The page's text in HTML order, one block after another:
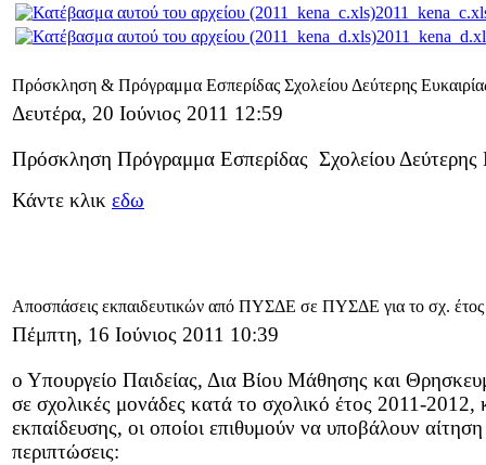
Πρόσκληση & Πρόγραμμα Εσπερίδας Σχολείου Δεύτερης
Δευτέρα, 20 Ιούνιος 2011 12:59
Πρόσκληση Πρόγραμμα Εσπερίδας Σχολείου Δεύτερης
Κάντε κλικ εδω
Αποσπάσεις εκπαιδευτικών από ΠΥΣΔΕ σε ΠΥΣΔΕ για το σχ.
Πέμπτη, 16 Ιούνιος 2011 10:39
ο Υπουργείο Παιδείας, Δια Βίου Μάθησης και
σε σχολικές μονάδες κατά το σχολικό έτος 2011-2012,
εκπαίδευσης, οι οποίοι επιθυμούν να υποβάλουν
περιπτώσεις: